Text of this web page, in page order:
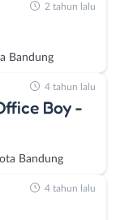
Bandung
2 tahun lalu
Boy -
Bandung
4 tahun lalu
4 tahun lalu